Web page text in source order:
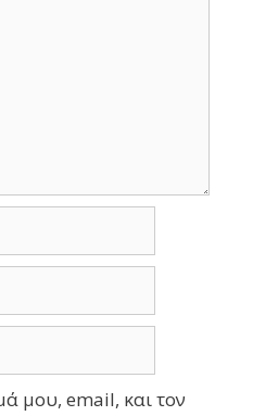
μου, email, και τον